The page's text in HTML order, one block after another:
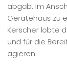
abgab. Im
Gerätehaus zu
Kerscher lobte
und für die
agieren.